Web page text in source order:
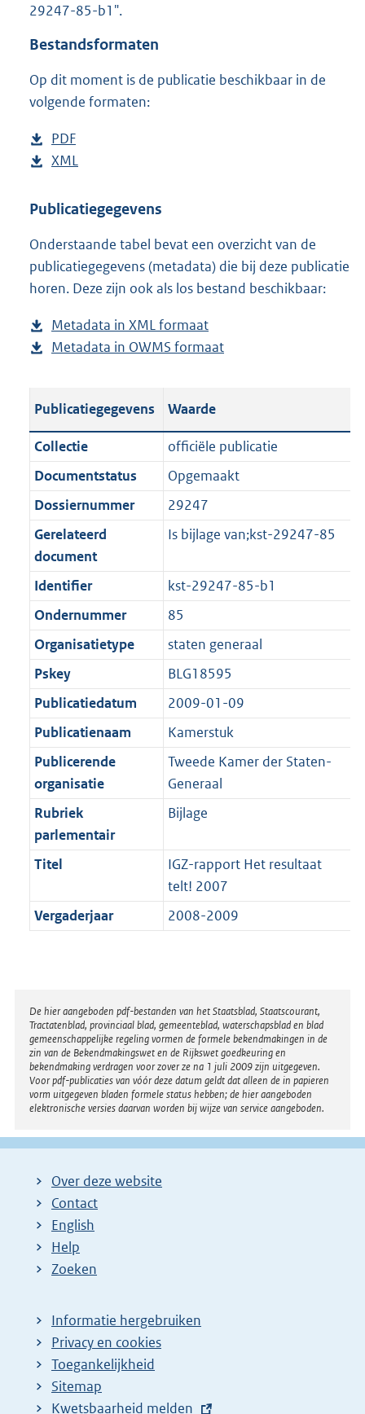
29247-85-b1".
Bestandsformaten
Op dit moment is de publicatie beschikbaar in de
volgende formaten:
D
o
n
o
a
d
u
b
i
a
i
e
i
n
o
r
m
a
a
t
PDF
e
t
n
d
s
r
o
t
e
1
,
6
M
b
D
w
l
o
a
p
u
l
c
t
i
e
i
f
o
r
m
a
a
t
XML
s
a
n
d
g
r
o
t
:
0
K
b
Publicatiegegevens
Onderstaande tabel bevat een overzicht van de
publicatiegegevens (metadata) die bij deze publicatie
horen. Deze zijn ook als los bestand beschikbaar:
Metadata in XML formaat
e
a
n
d
s
r
o
o
t
e
:
1
K
b
Metadata in OWMS formaat
a
n
d
g
r
o
o
t
e
:
1
K
b
Publicatiegegevens Waarde
Collectie
officiële publicatie
Documentstatus
Opgemaakt
Dossiernummer
29247
Gerelateerd
document
Is bijlage van;kst-29247-85
Identifier
kst-29247-85-b1
Ondernummer
85
Organisatietype
staten generaal
Pskey
BLG18595
Publicatiedatum
2009-01-09
Publicatienaam
Kamerstuk
Publicerende
organisatie
Tweede Kamer der Staten-
Generaal
Rubriek
parlementair
Bijlage
Titel
IGZ-rapport Het resultaat
telt! 2007
Vergaderjaar
2008-2009
Disclaimer
De hier aangeboden pdf-bestanden van het Staatsblad, Staatscourant,
Tractatenblad, provinciaal blad, gemeenteblad, waterschapsblad en blad
gemeenschappelijke regeling vormen de formele bekendmakingen in de
zin van de Bekendmakingswet en de Rijkswet goedkeuring en
bekendmaking verdragen voor zover ze na 1 juli 2009 zijn uitgegeven.
Voor pdf-publicaties van vóór deze datum geldt dat alleen de in papieren
vorm uitgegeven bladen formele status hebben; de hier aangeboden
elektronische versies daarvan worden bij wijze van service aangeboden.
Over deze website
Contact
English
Help
Zoeken
Informatie hergebruiken
Privacy en cookies
Toegankelijkheid
Sitemap
E
Kwetsbaarheid melden